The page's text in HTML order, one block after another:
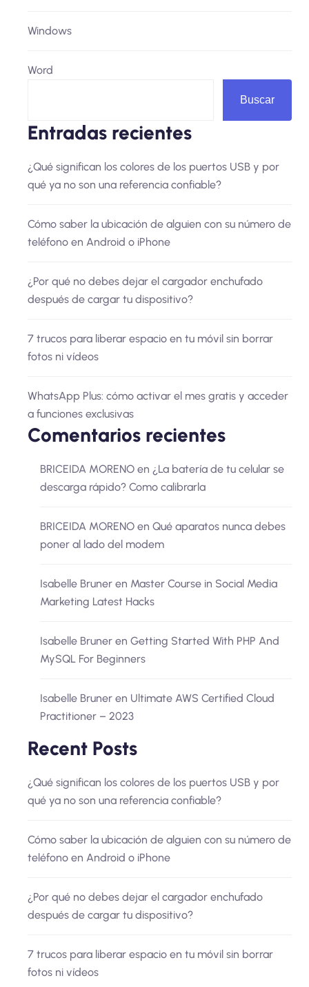
Windows
Word
Buscar
Entradas recientes
¿Qué significan los colores de los puertos USB y por
qué ya no son una referencia confiable?
Cómo saber la ubicación de alguien con su número de
teléfono en Android o iPhone
¿Por qué no debes dejar el cargador enchufado
después de cargar tu dispositivo?
7 trucos para liberar espacio en tu móvil sin borrar
fotos ni vídeos
WhatsApp Plus: cómo activar el mes gratis y acceder
a funciones exclusivas
Comentarios recientes
BRICEIDA MORENO en ¿La batería de tu celular se
descarga rápido? Como calibrarla
BRICEIDA MORENO en Qué aparatos nunca debes
poner al lado del modem
Isabelle Bruner en Master Course in Social Media
Marketing Latest Hacks
Isabelle Bruner en Getting Started With PHP And
MySQL For Beginners
Isabelle Bruner en Ultimate AWS Certified Cloud
Practitioner – 2023
Recent Posts
¿Qué significan los colores de los puertos USB y por
qué ya no son una referencia confiable?
Cómo saber la ubicación de alguien con su número de
teléfono en Android o iPhone
¿Por qué no debes dejar el cargador enchufado
después de cargar tu dispositivo?
7 trucos para liberar espacio en tu móvil sin borrar
fotos ni vídeos